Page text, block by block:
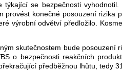
týkající se bezpečnosti
provést konečné posouzení rizika
výrobní odvětví předložilo.
skutečnostem bude posouzení
o bezpečnosti reakčních
předběžnou lhůtu, tedy